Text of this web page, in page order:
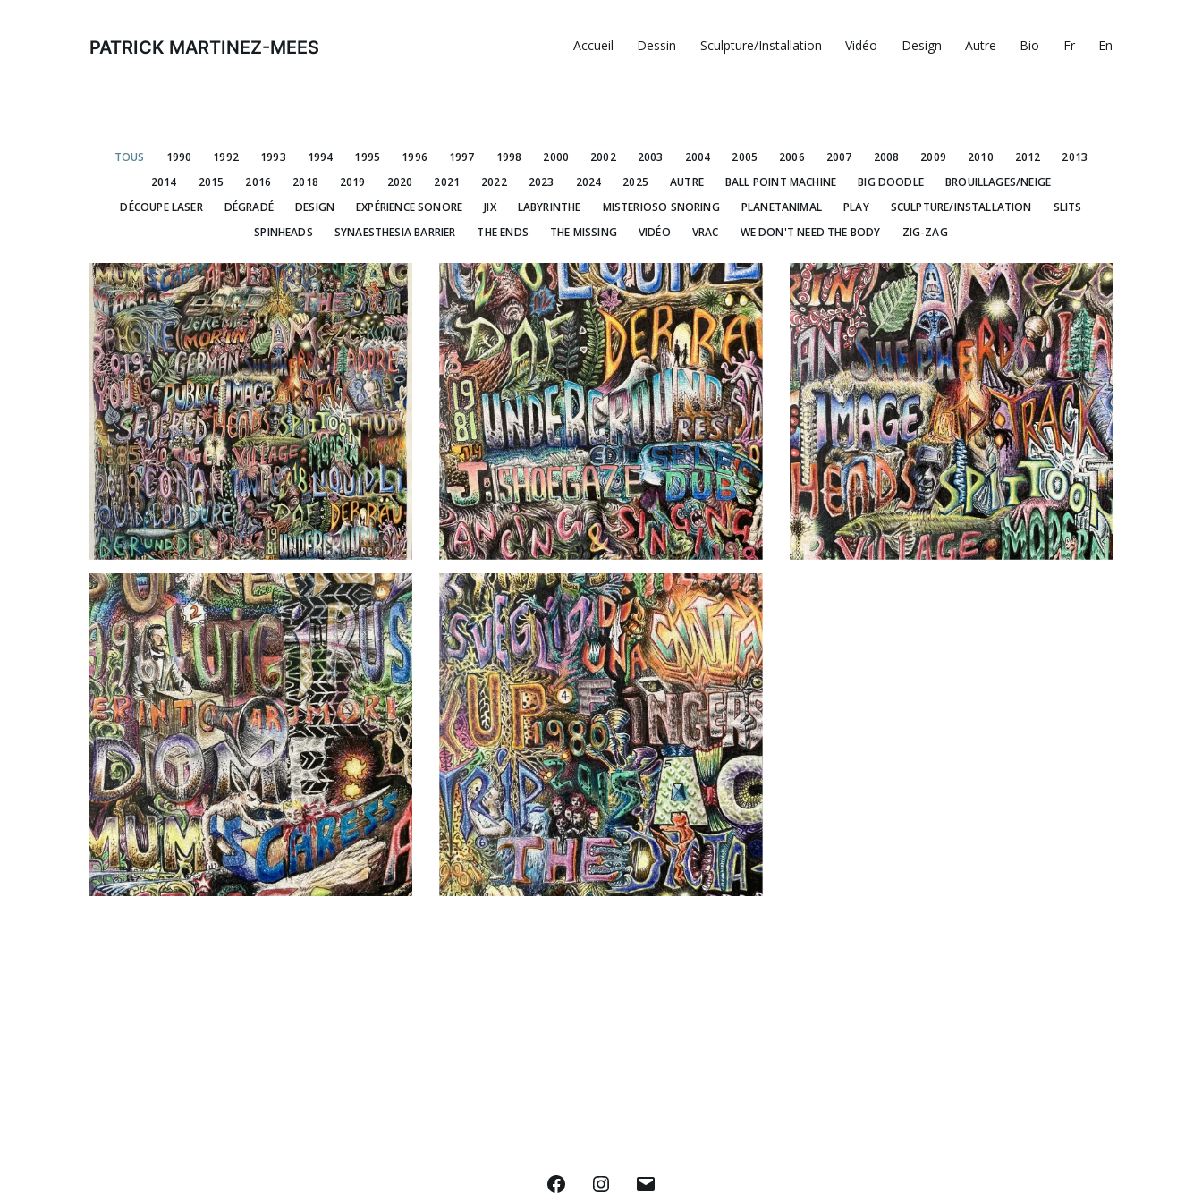
PATRICK MARTINEZ-MEES Accueil Dessin Sculpture/Installation Vidéo Design Autre Bio Fr En
TOUS 1990 1992 1993 1994 1995 1996 1997 1998 2000 2002 2003 2004 2005 2006 2007 2008 2009 2010 2012
2013
2014
2015 2016 2018 2019 2020 2021 2022 2023 2024 2025 AUTRE BALL POINT MACHINE BIG DOODLE
BROUILLAGES/NEIGE
DÉCOUPE LASER
DÉGRADÉ DESIGN EXPÉRIENCE SONORE JIX LABYRINTHE MISTERIOSO SNORING PLANETANIMAL PLAY SCULPTURE/INSTALLATION
SLITS
SPINHEADS
SYNAESTHESIA BARRIER THE ENDS THE MISSING VIDÉO VRAC WE DON'T NEED THE BODY ZIG-ZAG
FacebookInstagram